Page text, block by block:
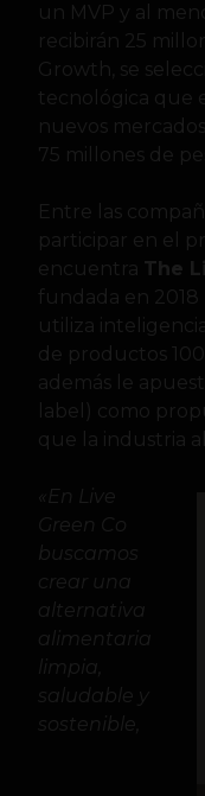
un MVP y al
recibirán 25
Growth, se
tecnológica que
nuevos
75 millones de
Entre las
participar en el
encuentra The
fundada en 2018
utiliza
de productos
además le
label) como
que la industria
«En Live
Green Co
buscamos
crear una
alternativa
alimentaria
limpia,
saludable y
sostenible,